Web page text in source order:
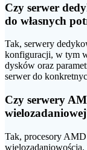
Czy serwer
do własnych
Tak, serwery
konfiguracji, w tym
dysków oraz
serwer do
Czy serwery
Tak, procesory
wielozadaniowością,